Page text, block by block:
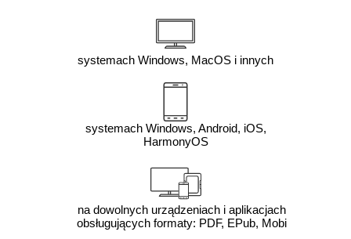
systemach Windows, MacOS i innych
systemach Windows, Android, iOS,
HarmonyOS
na dowolnych urządzeniach i aplikacjach
obsługujących formaty: PDF, EPub, Mobi